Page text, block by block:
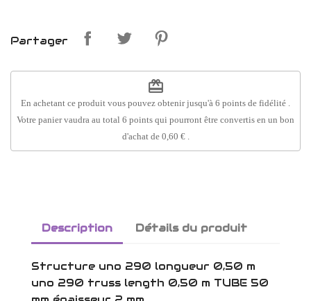
Partager
redeem
En achetant ce produit vous pouvez obtenir jusqu'à 6 points de fidélité
Votre panier vaudra au total 6 points qui pourront être convertis en un bon
d'achat de 0,60 €.
Description Détails du produit
Structure uno 290 longueur 0,50 m
uno 290 truss length 0,50 m TUBE 50